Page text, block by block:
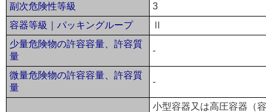
副次危険性等級
3
容器等級｜パッキングループ
Ⅱ
少量危険物の許容容量、許容質
量
-
微量危険物の許容容量、許容質
量
-
小型容器又は高圧容器（